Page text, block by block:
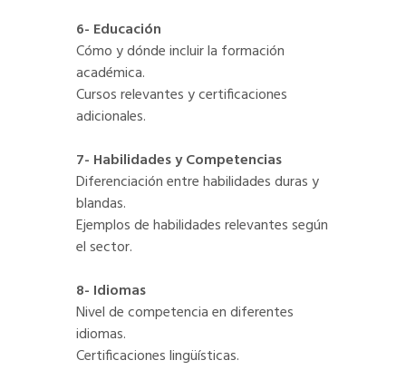
6- Educación
Cómo y dónde incluir la formación
académica.
Cursos relevantes y certificaciones
adicionales.
7- Habilidades y Competencias
Diferenciación entre habilidades duras y
blandas.
Ejemplos de habilidades relevantes según
el sector.
8- Idiomas
Nivel de competencia en diferentes
idiomas.
Certificaciones lingüísticas.